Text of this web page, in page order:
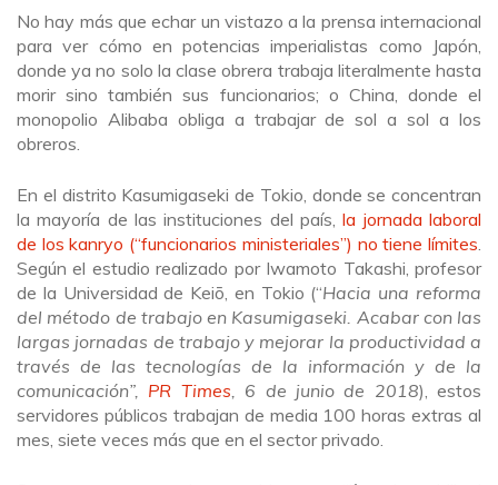
No hay más que echar un vistazo a la prensa internacional
para ver cómo en potencias imperialistas como Japón,
donde ya no solo la clase obrera trabaja literalmente hasta
morir sino también sus funcionarios; o China, donde el
monopolio Alibaba obliga a trabajar de sol a sol a los
obreros.
En el distrito Kasumigaseki de Tokio, donde se concentran
la mayoría de las instituciones del país,la jornada laboral
de los kanryo (“funcionarios ministeriales”) no tiene límites.
Según el estudio realizado por Iwamoto Takashi, profesor
de la Universidad de Keiō, en Tokio (“Hacia una reforma
del método de trabajo en Kasumigaseki. Acabar con las
largas jornadas de trabajo y mejorar la productividad a
través de las tecnologías de la información y de la
comunicación”, PR Times, 6 de junio de 2018), estos
servidores públicos trabajan de media 100 horas extras al
mes, siete veces más que en el sector privado.